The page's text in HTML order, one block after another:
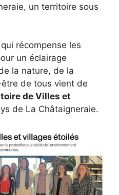
un territoire sous
récompense les
un éclairage
la nature, de la
de tous vient de
de Villes et
de La Châtaigneraie.